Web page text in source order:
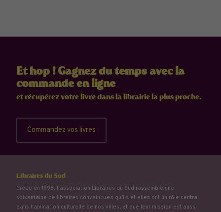
Et hop ! Gagnez du temps avec la
commande en ligne
et récupérez votre livre dans la librairie la plus proche.
Commandez vos livres
Libraires du Sud
Créée en 1998, l'association Libraires du Sud rassemble une
soixantaine de libraires convaincu.e.s qu’ils et elles ont un rôle central
dans l'animation culturelle de nos villes, et que leur mission est aussi